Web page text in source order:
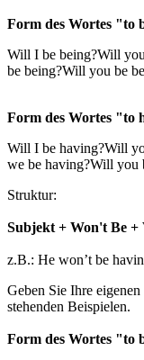
Form des Wortes "to
Will I be being?Will
be being?Will you be
Form des Wortes "to
Will I be having?Will
we be having?Will you
Struktur:
Subjekt + Won't Be
z.B.: He won’t be
Geben Sie Ihre
stehenden Beispielen.
Form des Wortes "to